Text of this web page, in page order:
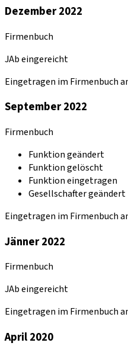
Dezember 2022
Firmenbuch
JAb eingereicht
Eingetragen im Firmenbuch
September 2022
Firmenbuch
Funktion geändert
Funktion gelöscht
Funktion eingetragen
Gesellschafter geändert
Eingetragen im Firmenbuch
Jänner 2022
Firmenbuch
JAb eingereicht
Eingetragen im Firmenbuch
April 2020